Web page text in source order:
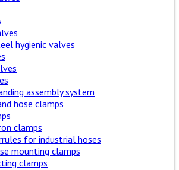
hygienic valves
assembly system
hose clamps
clamps
for industrial hoses
mounting clamps
clamps